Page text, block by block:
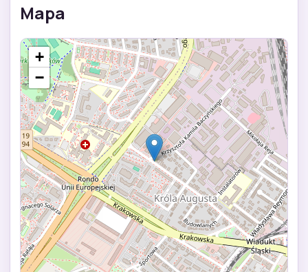
Mapa
+
−